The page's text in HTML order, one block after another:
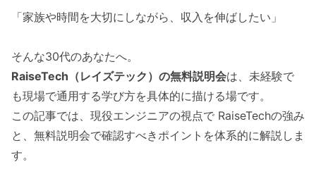
「家族や時間を大切にしながら、収入を伸ばしたい」
そんな30代のあなたへ。
RaiseTech（レイズテック）の無料説明会は、未経験で
も現場で通用する学び方を具体的に描ける場です。
この記事では、現役エンジニアの視点で RaiseTechの強み
と、無料説明会で確認すべきポイントを体系的に解説しま
す。